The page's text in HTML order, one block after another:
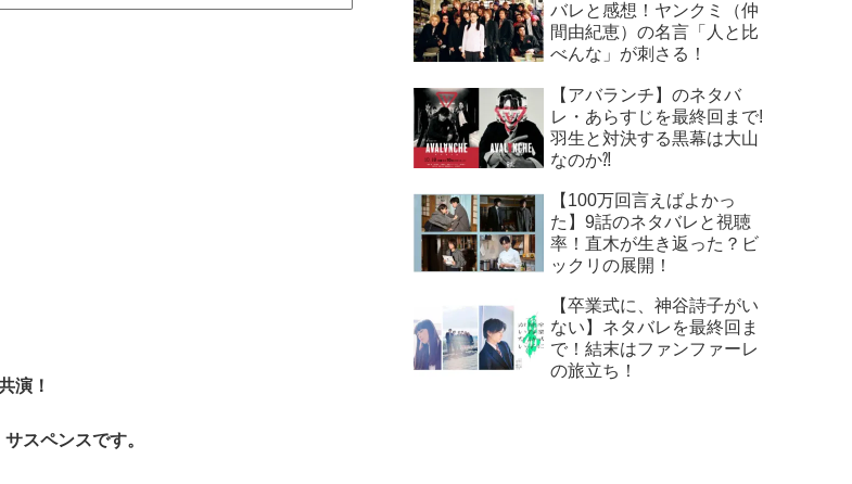
演！
スペンスです。
バレと感想！ヤンクミ（仲
間由紀恵）の名言「人と比
べんな」が刺さる！
【アバランチ】のネタバ
レ・あらすじを最終回まで!
羽生と対決する黒幕は大山
なのか⁈
【100万回言えばよかっ
た】9話のネタバレと視聴
率！直木が生き返った？ビ
ックリの展開！
【卒業式に、神谷詩子がい
ない】ネタバレを最終回ま
で！結末はファンファーレ
の旅立ち！